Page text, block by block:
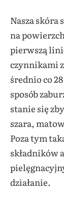
Nasza skóra
na
pierwszą
czynnikami
średnio co
sposób
stanie się
szara,
Poza tym
składników
działanie.